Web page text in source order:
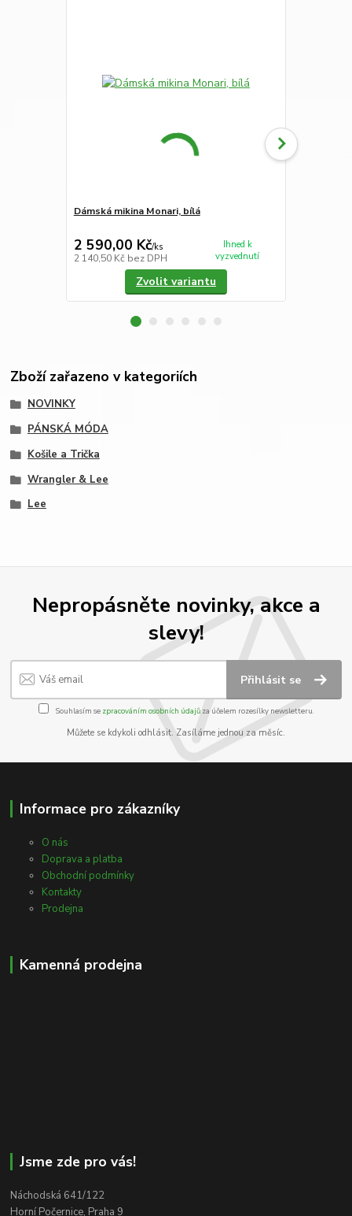
Dámská mikina Monari, bílá
2 590,00 Kč/ks
2 140,50 Kč bez DPH
Ihned k
vyzvednutí
Zvolit variantu
Zboží zařazeno v kategoriích
NOVINKY
PÁNSKÁ MÓDA
Košile a Trička
Wrangler & Lee
Lee
Nepropásněte novinky, akce a
slevy!
Přihlásit se
Souhlasím se zpracováním osobních údajůza účelem rozesílky newsletteru.
Můžete se kdykoli odhlásit. Zasíláme jednou za měsíc.
Informace pro zákazníky
O nás
Doprava a platba
Obchodní podmínky
Kontakty
Prodejna
Kamenná prodejna
Jsme zde pro vás!
Náchodská 641/122
Horní Počernice, Praha 9